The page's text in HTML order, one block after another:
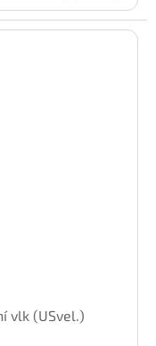
vlk (USvel.)